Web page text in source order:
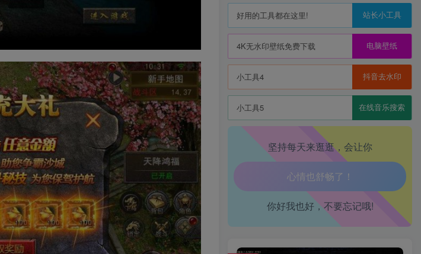
好用的工具都在这里! 站长小工具
4K无水印壁纸免费下载 电脑壁纸
小工具4 抖音去水印
小工具5 在线音乐搜索
坚持每天来逛逛，会让你
生活也美好了！
走路也有劲了！
腿也不痛了！
腰也不酸了！
你好我也好，不要忘记哦!